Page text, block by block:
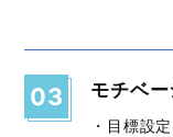
03 モチベ
・目標設